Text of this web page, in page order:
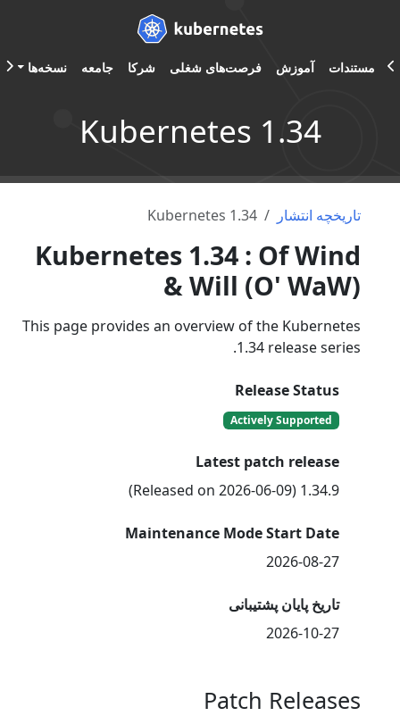
مستندات آموزش فرصت‌های شغلی شرکا جامعه نسخه‌ها
Kubernetes 1.34
تاریخچه انتشار Kubernetes 1.34
Kubernetes 1.34 : Of Wind
& Will (O' WaW)
This page provides an overview of the Kubernetes
1.34 release series.
Release Status
Actively Supported
Latest patch release
1.34.9 (Released on 2026-06-09)
Maintenance Mode Start Date
2026-08-27
تاریخ پایان پشتیبانی
2026-10-27
Patch Releases